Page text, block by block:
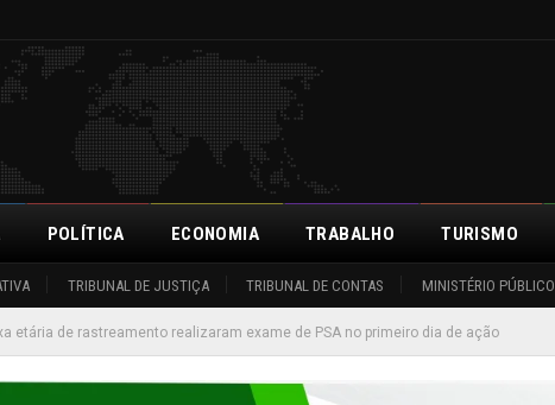
TRIBUNAL DE JUSTIÇA TRIBUNAL DE CONTAS MINISTÉRIO PÚBLICO
POLÍTICA ECONOMIA TRABALHO TURISMO
etária de rastreamento realizaram exame de PSA no primeiro dia de ação